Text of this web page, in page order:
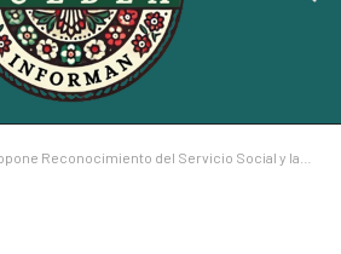
del Servicio Social y las Prácticas Profesionales como Experiencia Profesional